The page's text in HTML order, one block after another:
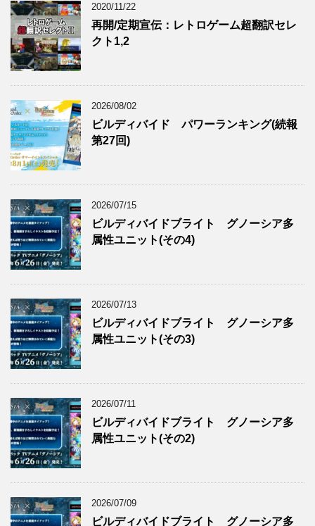
2020/11/22
再開/定期宣伝：レトロゲーム超翻訳セレ
クト1,2
2026/08/02
ビルディバイド パワーランキング(続報
第27回)
2026/07/15
ビルディバイドブライト グノーシア多
属性ユニット(その4)
2026/07/13
ビルディバイドブライト グノーシア多
属性ユニット(その3)
2026/07/11
ビルディバイドブライト グノーシア多
属性ユニット(その2)
2026/07/09
ビルディバイドブライト グノーシア多